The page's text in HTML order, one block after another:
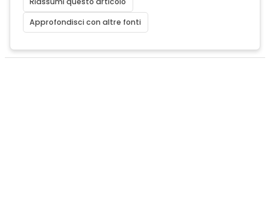
Approfondisci con altre fonti